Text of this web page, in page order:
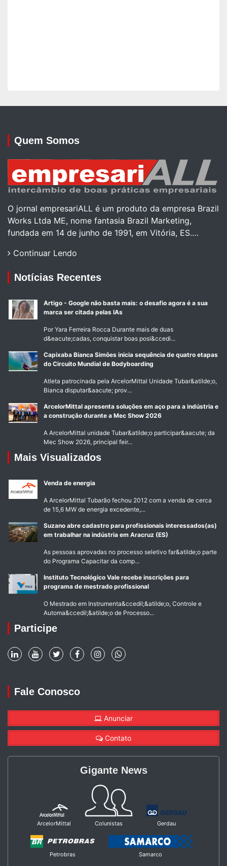
Quem Somos
O jornal empresariALL é um produto da empresa Brazil
Works Ltda ME, nome fantasia Brazil Marketing,
fundada em 14 de junho de 1991, em Vitória, ES.…
Continuar Lendo
Notícias Recentes
Artigo - Google não basta mais: o desafio agora é a sua
marca ser citada pelas IAs
Por Yara Ferreira Rocca Durante mais de duas
d&eacute;cadas, conquistar boas posi&ccedi...
Capixaba Bianca Simões inicia sequência de quatro etapas
do Circuito Mundial de Bodyboarding
Atleta patrocinada pela ArcelorMittal Unidade Tubar&atilde;o,
Bianca disputar&aacute; prov...
ArcelorMittal apresenta soluções em aço para a indústria e
a construção durante a Mec Show 2026
A ArcelorMittal unidade Tubar&atilde;o participar&aacute; da
Mec Show 2026, principal feir...
Mais Visualizados
Venda de energia
A ArcelorMittal Tubarão fechou 2012 com a venda de cerca
de 15,6 MW de energia excedente,...
Suzano abre cadastro para profissionais interessados(as)
em trabalhar na indústria em Aracruz (ES)
As pessoas aprovadas no processo seletivo far&atilde;o parte
do Programa Capacitar da comp...
Instituto Tecnológico Vale recebe inscrições para
programa de mestrado profissional
O Mestrado em Instrumenta&ccedil;&atilde;o, Controle e
Automa&ccedil;&atilde;o de Processo...
Participe
Fale Conosco
Anunciar
Contato
Gigante News
ArcelorMittal Colunistas Gerdau
Petrobras Samarco